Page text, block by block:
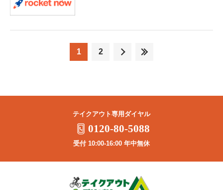
1 2
テイクアウト専用ダイヤル
0120-80-5088
受付 10:00-16:00 年中無休